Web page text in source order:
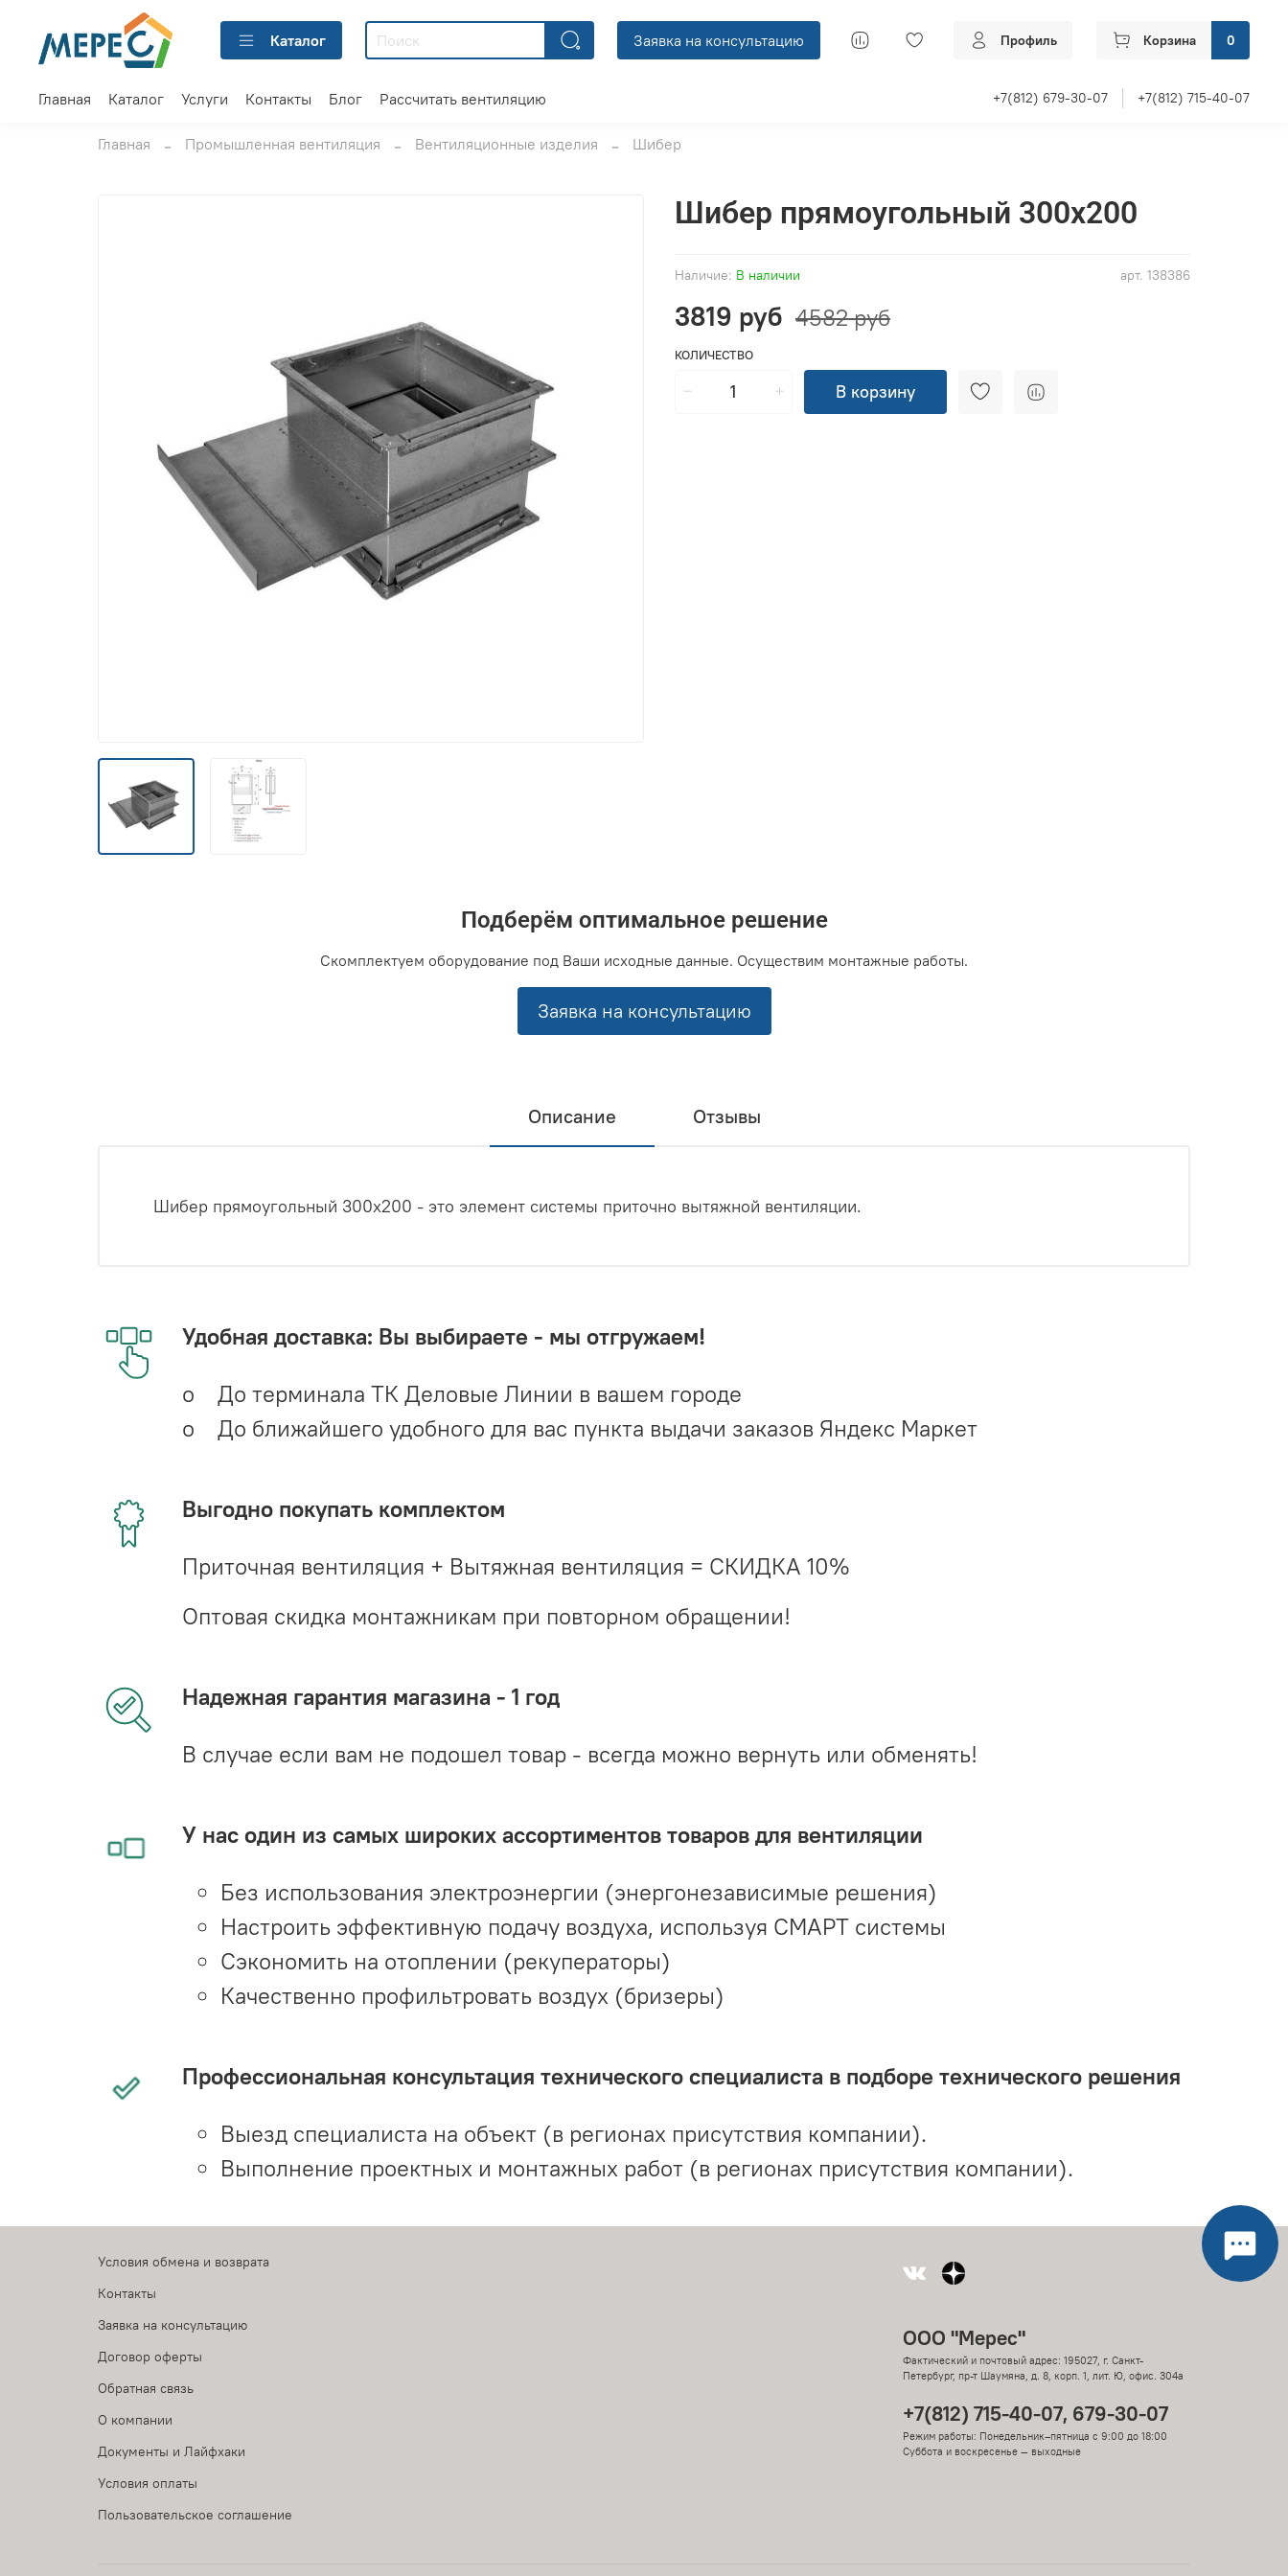
Каталог Заявка на консультацию Профиль Корзина 0
Главная Каталог Услуги Контакты Блог Рассчитать вентиляцию +7(812) 679-30-07 +7(812) 715-40-07
Главная Промышленная вентиляция Вентиляционные изделия Шибер
арт. 138386
Наличие: В наличии
Шибер прямоугольный 300x200
3819 руб 4582 руб
КОЛИЧЕСТВО
В корзину
Подберём оптимальное решение
Скомплектуем оборудование под Ваши исходные данные. Осуществим монтажные работы.
Заявка на консультацию
Описание Отзывы
Шибер прямоугольный 300x200 - это элемент системы приточно вытяжной вентиляции.
Удобная доставка: Вы выбираете - мы отгружаем!
o До терминала ТК Деловые Линии в вашем городе
o До ближайшего удобного для вас пункта выдачи заказов Яндекс Маркет
Выгодно покупать комплектом
Приточная вентиляция + Вытяжная вентиляция = СКИДКА 10%
Оптовая скидка монтажникам при повторном обращении!
Надежная гарантия магазина - 1 год
В случае если вам не подошел товар - всегда можно вернуть или обменять!
У нас один из самых широких ассортиментов товаров для вентиляции
Без использования электроэнергии (энергонезависимые решения)
Настроить эффективную подачу воздуха, используя СМАРТ системы
Сэкономить на отоплении (рекуператоры)
Качественно профильтровать воздух (бризеры)
Профессиональная консультация технического специалиста в подборе технического решения
Выезд специалиста на объект (в регионах присутствия компании).
Выполнение проектных и монтажных работ (в регионах присутствия компании).
Условия обмена и возврата
Контакты
Заявка на консультацию
Договор оферты
Обратная связь
О компании
Документы и Лайфхаки
Условия оплаты
Пользовательское соглашение
ООО "Мерес"
Фактический и почтовый адрес: 195027, г. Санкт-
Петербург, пр-т Шаумяна, д. 8, корп. 1, лит. Ю, офис. 304а
+7(812) 715-40-07, 679-30-07
Режим работы: Понедельник–пятница с 9:00 до 18:00
Суббота и воскресенье — выходные